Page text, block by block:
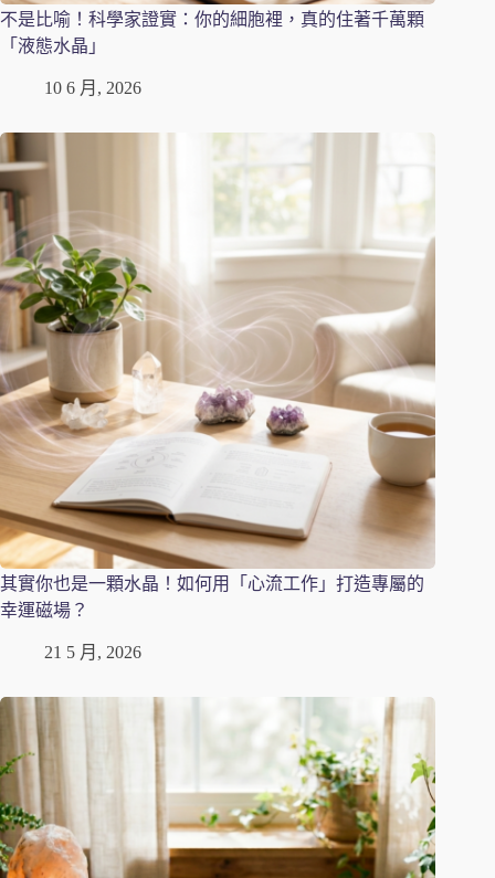
不是比喻！科學家證實：你的細胞裡，真的住著千萬顆
「液態水晶」
10 6 月, 2026
其實你也是一顆水晶！如何用「心流工作」打造專屬的
幸運磁場？
21 5 月, 2026